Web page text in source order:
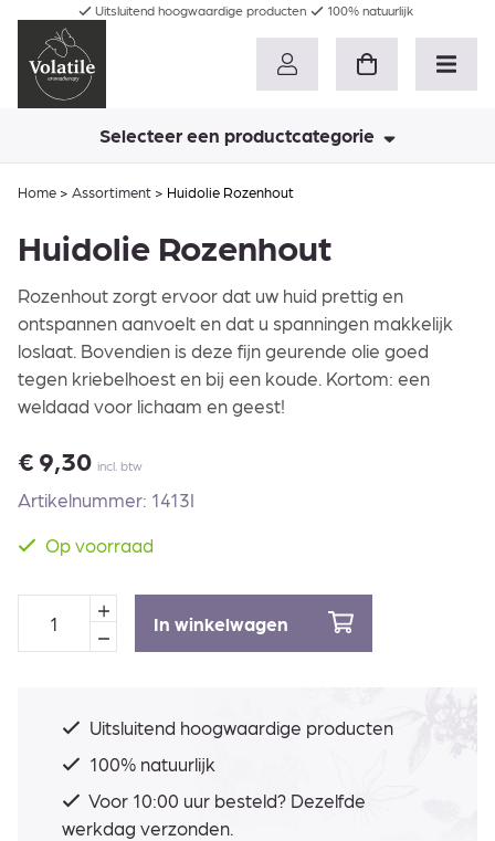
Uitsluitend hoogwaardige producten 100% natuurlijk
Selecteer een productcategorie
Home > Assortiment > Huidolie Rozenhout
Huidolie Rozenhout
Rozenhout zorgt ervoor dat uw huid prettig en
ontspannen aanvoelt en dat u spanningen makkelijk
loslaat. Bovendien is deze fijn geurende olie goed
tegen kriebelhoest en bij een koude. Kortom: een
weldaad voor lichaam en geest!
€ 9,30 incl. btw
Artikelnummer: 1413I
Op voorraad
In winkelwagen
Uitsluitend hoogwaardige producten
100% natuurlijk
Voor 10:00 uur besteld? Dezelfde
werkdag verzonden.